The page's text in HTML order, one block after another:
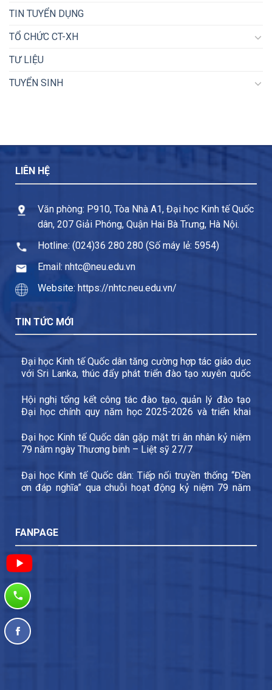
TIN TUYỂN DỤNG
TỔ CHỨC CT-XH
TƯ LIỆU
TUYỂN SINH
LIÊN HỆ
Văn phòng: P910, Tòa Nhà A1, Đại học Kinh tế Quốc
dân, 207 Giải Phóng, Quận Hai Bà Trưng, Hà Nội.
Hotline: (024)36 280 280 (Số máy lẻ: 5954)
Email: nhtc@neu.edu.vn
Website: https://nhtc.neu.edu.vn/
TIN TỨC MỚI
Đại học Kinh tế Quốc dân tăng cường hợp tác giáo dục
với Sri Lanka, thúc đẩy phát triển đào tạo xuyên quốc
Hội nghị tổng kết công tác đào tạo, quản lý đào tạo
Đại học chính quy năm học 2025-2026 và triển khai
Đại học Kinh tế Quốc dân gặp mặt tri ân nhân kỷ niệm
79 năm ngày Thương binh – Liệt sỹ 27/7
Đại học Kinh tế Quốc dân: Tiếp nối truyền thống “Đền
ơn đáp nghĩa” qua chuỗi hoạt động kỷ niệm 79 năm
FANPAGE